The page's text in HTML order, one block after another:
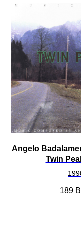
Angelo
Twin
189